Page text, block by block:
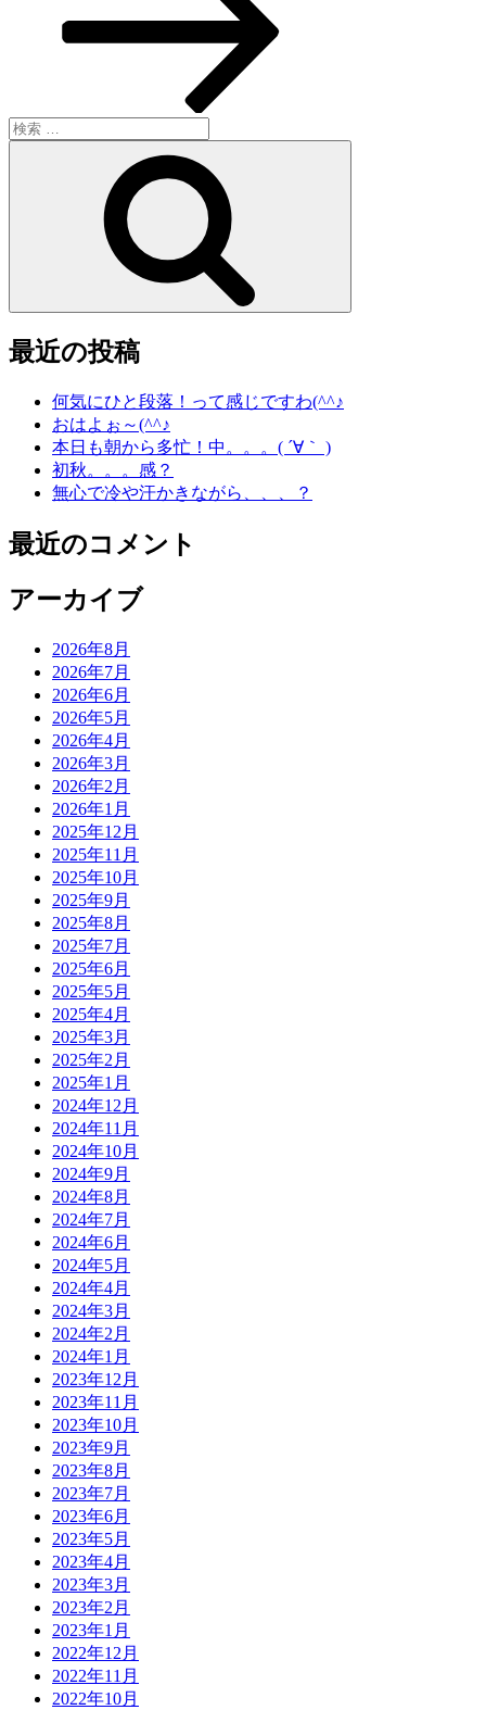
検
索:
最近の投稿
何気にひと段落！って感じですわ(^^♪
おはよぉ～(^^♪
本日も朝から多忙！中。。。( ´∀｀ )
初秋。。。感？
無心で冷や汗かきながら、、、？
最近のコメント
アーカイブ
2026年8月
2026年7月
2026年6月
2026年5月
2026年4月
2026年3月
2026年2月
2026年1月
2025年12月
2025年11月
2025年10月
2025年9月
2025年8月
2025年7月
2025年6月
2025年5月
2025年4月
2025年3月
2025年2月
2025年1月
2024年12月
2024年11月
2024年10月
2024年9月
2024年8月
2024年7月
2024年6月
2024年5月
2024年4月
2024年3月
2024年2月
2024年1月
2023年12月
2023年11月
2023年10月
2023年9月
2023年8月
2023年7月
2023年6月
2023年5月
2023年4月
2023年3月
2023年2月
2023年1月
2022年12月
2022年11月
2022年10月